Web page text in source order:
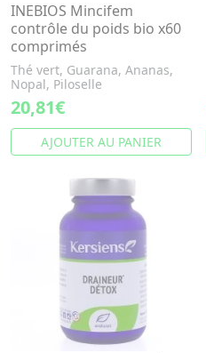
INEBIOS Mincifem
contrôle du poids bio x60
comprimés
Thé vert, Guarana, Ananas,
Nopal, Piloselle
20,81€
AJOUTER AU PANIER